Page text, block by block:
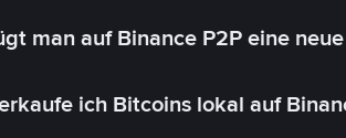
man auf Binance P2P eine
ich Bitcoins lokal auf